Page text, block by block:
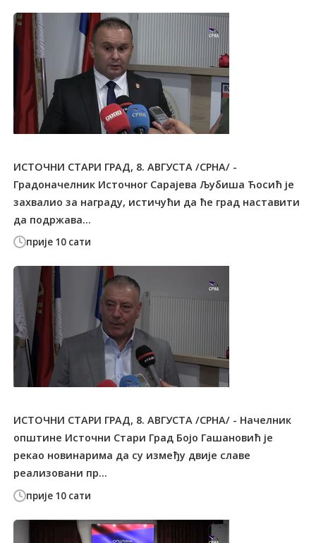
прије 10 сати
ИСТОЧНИ СТАРИ ГРАД, 8. АВГУСТА /СРНА/ -
Градоначелник Источног Сарајева Љубиша Ћосић је
захвалио за награду, истичући да ће град наставити
да подржава...
прије 10 сати
ИСТОЧНИ СТАРИ ГРАД, 8. АВГУСТА /СРНА/ - Начелник
општине Источни Стари Град Бојо Гашановић је
рекао новинарима да су између двије славе
реализовани пр...